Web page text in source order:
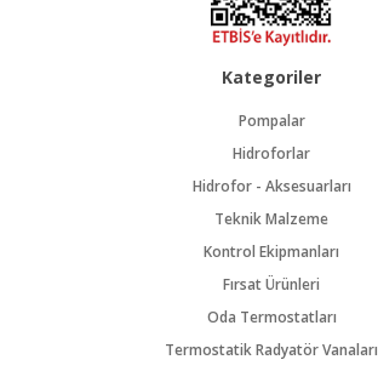
Kategoriler
Pompalar
Hidroforlar
Hidrofor - Aksesuarları
Teknik Malzeme
Kontrol Ekipmanları
Fırsat Ürünleri
Oda Termostatları
Termostatik Radyatör Vanaları